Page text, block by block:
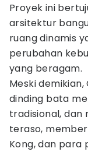
Proyek ini
arsitektur
ruang dinamis
perubahan
yang beragam.
Meski
dinding bata
tradisional,
teraso,
Kong, dan para